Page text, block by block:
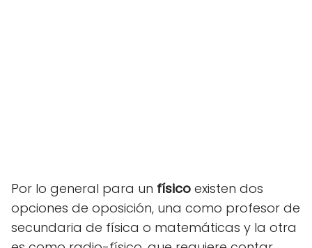
Por lo general para un físico existen dos
opciones de oposición, una como profesor de
secundaria de física o matemáticas y la otra